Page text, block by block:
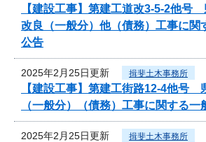
【建設工事】第建工道改3-5-2他
改良（一般分）他（債務）工事に関
公告
2025年2月25日更新 揖斐土木事務所
【建設工事】第建工街路12-4他号
（一般分）（債務）工事に関する一
2025年2月25日更新 揖斐土木事務所